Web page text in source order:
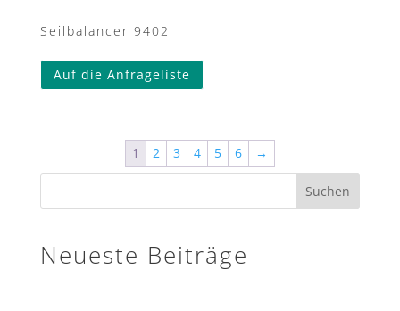
Seilbalancer 9402
Auf die Anfrageliste
1 2 3 4 5 6 →
Suchen
Neueste Beiträge